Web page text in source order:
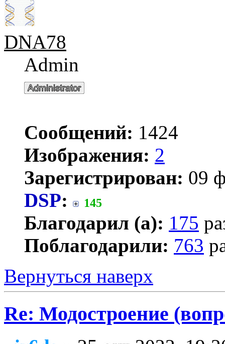
DNA78
Admin
Сообщений: 1424
Изображения: 2
Зарегистрирован: 09
DSP: 145
Благодарил (а): 175
Поблагодарили: 763
Вернуться наверх
Re: Модостроение